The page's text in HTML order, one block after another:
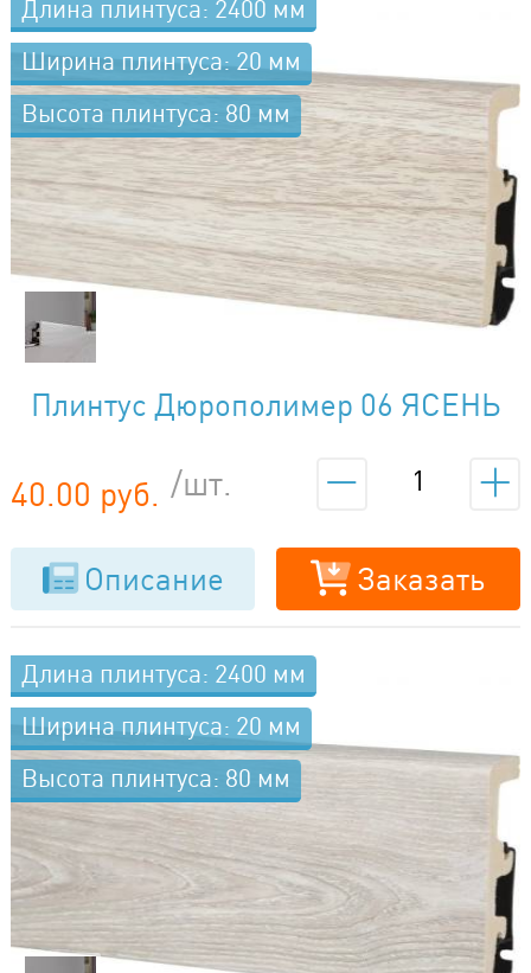
Длина плинтуса: 2400 мм
Ширина плинтуса: 20 мм
Высота плинтуса: 80 мм
Плинтус Дюрополимер 06 ЯСЕНЬ
40.00 руб. /шт.
Описание Заказать
Длина плинтуса: 2400 мм
Ширина плинтуса: 20 мм
Высота плинтуса: 80 мм